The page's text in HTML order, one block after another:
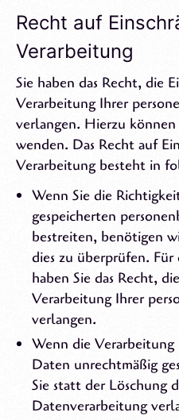
Recht auf
Verarbeitung
Sie haben das Recht, die
Verarbeitung Ihrer
verlangen. Hierzu können
wenden. Das Recht auf
Verarbeitung besteht in
Wenn Sie die
gespeicherten
bestreiten, benötigen
dies zu überprüfen.
haben Sie das Recht,
Verarbeitung Ihrer
verlangen.
Wenn die Verarbeitung
Daten unrechtmäßig
Sie statt der Löschung
Datenverarbeitung